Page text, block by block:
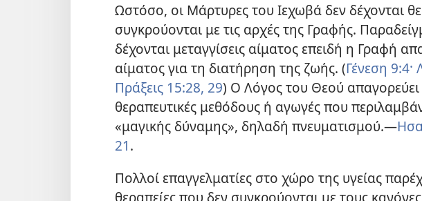
Ωστόσο, οι Μάρτυρες του Ιεχωβά δεν δέχονται
συγκρούονται με τις αρχές της Γραφής.
δέχονται μεταγγίσεις αίματος επειδή η Γραφή
αίματος για τη διατήρηση της ζωής. (Γένεση 9:4·
Πράξεις 15:28, 29) Ο Λόγος του Θεού απαγορεύει
θεραπευτικές μεθόδους ή αγωγές που
«μαγικής δύναμης», δηλαδή πνευματισμού.​—
21.
Πολλοί επαγγελματίες στο χώρο της υγείας